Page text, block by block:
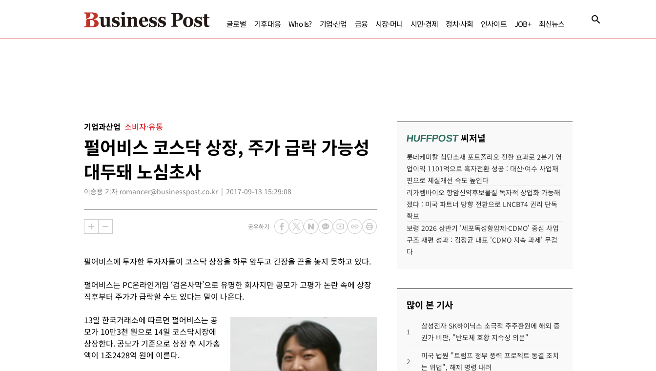
글로벌 기후대응 Who Is? 기업·산업 금융 시장·머니 시민·경제 정치·사회 인사이트 JOB+ 최신뉴스
기업과산업 소비자·유통
펄어비스 코스닥 상장, 주가 급락 가능성
대두돼 노심초사
이승용 기자 romancer@businesspost.co.kr 2017-09-13 15:29:08
공유하기
펄어비스에 투자한 투자자들이 코스닥 상장을 하루 앞두고 긴장을 끈을 놓지 못하고 있다.
펄어비스는 PC온라인게임 ‘검은사막’으로 유명한 회사지만 공모가 고평가 논란 속에 상장
직후부터 주가가 급락할 수도 있다는 말이 나온다.
13일 한국거래소에 따르면 펄어비스는 공
모가 10만3천 원으로 14일 코스닥시장에
상장한다. 공모가 기준으로 상장 후 시가총
액이 1조2428억 원에 이른다.
HUFFPOST씨저널
롯데케미칼 첨단소재 포트폴리오 전환 효과로 2분기 영
업이익 1101억으로 흑자전환 성공 : 대산·여수 사업재
편으로 체질개선 속도 높인다
리가켐바이오 항암신약후보물질 독자적 상업화 가능해
졌다 : 미국 파트너 방향 전환으로 LNCB74 권리 단독
확보
보령 2026 상반기 '세포독성항암제·CDMO' 중심 사업
구조 재편 성과 : 김정균 대표 'CDMO 지속 과제' 무겁
다
많이 본 기사
1
삼성전자 SK하이닉스 소극적 주주환원에 해외 증
권가 비판, "반도체 호황 지속성 의문"
2
미국 법원 "트럼프 정부 풍력 프로젝트 동결 조치
는 위법", 해제 명령 내려